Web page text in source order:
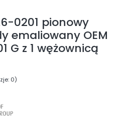
0201 pionowy
emaliowany OEM
G z 1 wężownicą
0)